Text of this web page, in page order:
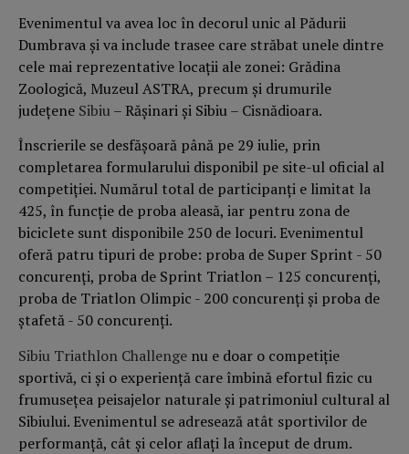
Evenimentul va avea loc în decorul unic al Pădurii
Dumbrava și va include trasee care străbat unele dintre
cele mai reprezentative locații ale zonei: Grădina
Zoologică, Muzeul ASTRA, precum și drumurile
județene Sibiu – Rășinari și Sibiu – Cisnădioara.
Înscrierile se desfășoară până pe 29 iulie, prin
completarea formularului disponibil pe site-ul oficial al
competiției. Numărul total de participanți e limitat la
425, în funcție de proba aleasă, iar pentru zona de
biciclete sunt disponibile 250 de locuri. Evenimentul
oferă patru tipuri de probe: proba de Super Sprint ​- 50
concurenţi, proba de Sprint Triatlon – 125 concurenţi,
proba de Triatlon Olimpic ​- 200 concurenţi și proba de
ștafetă ​​​- 50 concurenţi.
Sibiu Triathlon Challenge nu e doar o competiție
sportivă, ci și o experiență care îmbină efortul fizic cu
frumusețea peisajelor naturale și patrimoniul cultural al
Sibiului. Evenimentul se adresează atât sportivilor de
performanță, cât și celor aflați la început de drum.